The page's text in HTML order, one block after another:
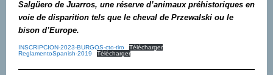
Salgüero de Juarros, une réserve d’animaux préhistoriques en
voie de disparition tels que le cheval de Przewalski ou le
bison d’Europe.
INSCRIPCION-2023-BURGOS-cto-tiro
Télécharger
ReglamentoSpanish-2019
Télécharger